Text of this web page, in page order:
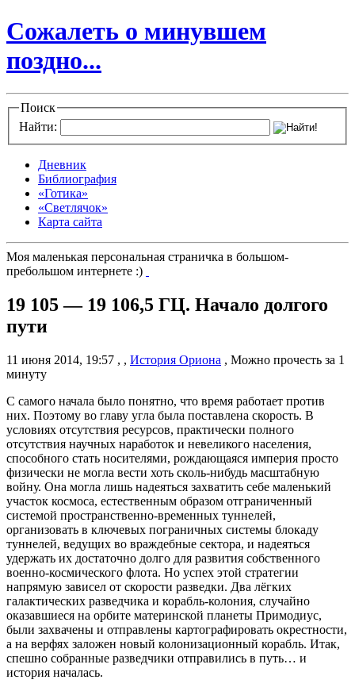
Сожалеть о минувшем
поздно...
Поиск
Найти:
Дневник
Библиография
«Готика»
«Светлячок»
Карта сайта
Моя маленькая персональная страничка в большом-
пребольшом интернете :)
19 105 — 19 106,5 ГЦ. Начало долгого
пути
11 июня 2014, 19:57 , , История Ориона , Можно прочесть за 1
минуту
С самого начала было понятно, что время работает против
них. Поэтому во главу угла была поставлена скорость. В
условиях отсутствия ресурсов, практически полного
отсутствия научных наработок и невеликого населения,
способного стать носителями, рождающаяся империя просто
физически не могла вести хоть сколь-нибудь масштабную
войну. Она могла лишь надеяться захватить себе маленький
участок космоса, естественным образом отграниченный
системой пространственно-временных туннелей,
организовать в ключевых пограничных системы блокаду
туннелей, ведущих во враждебные сектора, и надеяться
удержать их достаточно долго для развития собственного
военно-космического флота. Но успех этой стратегии
напрямую зависел от скорости разведки. Два лёгких
галактических разведчика и корабль-колония, случайно
оказавшиеся на орбите материнской планеты Примодиус,
были захвачены и отправлены картографировать окрестности,
а на верфях заложен новый колонизационный корабль. Итак,
спешно собранные разведчики отправились в путь… и
история началась.